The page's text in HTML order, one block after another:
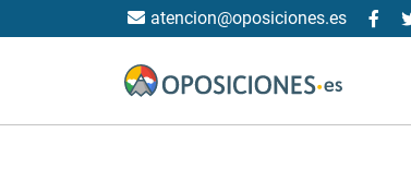
atencion@oposiciones.es